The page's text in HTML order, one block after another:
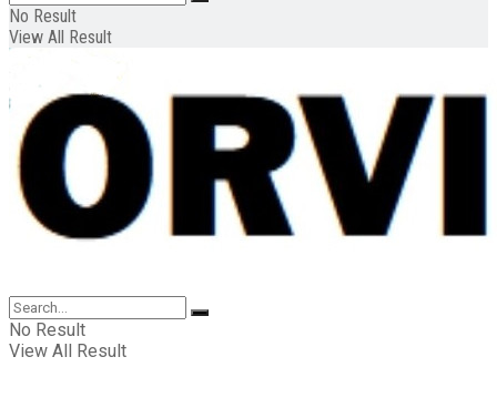
No Result
View All Result
No Result
View All Result